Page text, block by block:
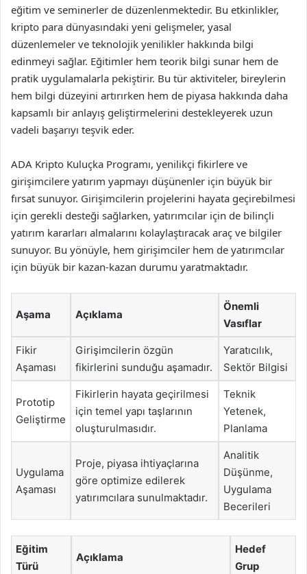
eğitim ve seminerler de düzenlenmektedir. Bu etkinlikler,
kripto para dünyasındaki yeni gelişmeler, yasal
düzenlemeler ve teknolojik yenilikler hakkında bilgi
edinmeyi sağlar. Eğitimler hem teorik bilgi sunar hem de
pratik uygulamalarla pekiştirir. Bu tür aktiviteler, bireylerin
hem bilgi düzeyini artırırken hem de piyasa hakkında daha
kapsamlı bir anlayış geliştirmelerini destekleyerek uzun
vadeli başarıyı teşvik eder.
ADA Kripto Kuluçka Programı, yenilikçi fikirlere ve
girişimcilere yatırım yapmayı düşünenler için büyük bir
fırsat sunuyor. Girişimcilerin projelerini hayata geçirebilmesi
için gerekli desteği sağlarken, yatırımcılar için de bilinçli
yatırım kararları almalarını kolaylaştıracak araç ve bilgiler
sunuyor. Bu yönüyle, hem girişimciler hem de yatırımcılar
için büyük bir kazan-kazan durumu yaratmaktadır.
Aşama Açıklama
Önemli
Vasıflar
Fikir
Aşaması
Girişimcilerin özgün
fikirlerini sunduğu aşamadır.
Yaratıcılık,
Sektör Bilgisi
Prototip
Geliştirme
Fikirlerin hayata geçirilmesi
için temel yapı taşlarının
oluşturulmasıdır.
Teknik
Yetenek,
Planlama
Uygulama
Aşaması
Proje, piyasa ihtiyaçlarına
göre optimize edilerek
yatırımcılara sunulmaktadır.
Analitik
Düşünme,
Uygulama
Becerileri
Eğitim
Türü
Açıklama
Hedef
Grup